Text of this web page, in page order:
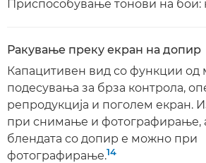
Приспособување тонови на
Ракување преку екран на допир
Капацитивен вид со функции од
подесувања за брза контрола,
репродукција и поголем екран.
при снимање и фотографирање,
блендата со допир е можно при
фотографирање.14